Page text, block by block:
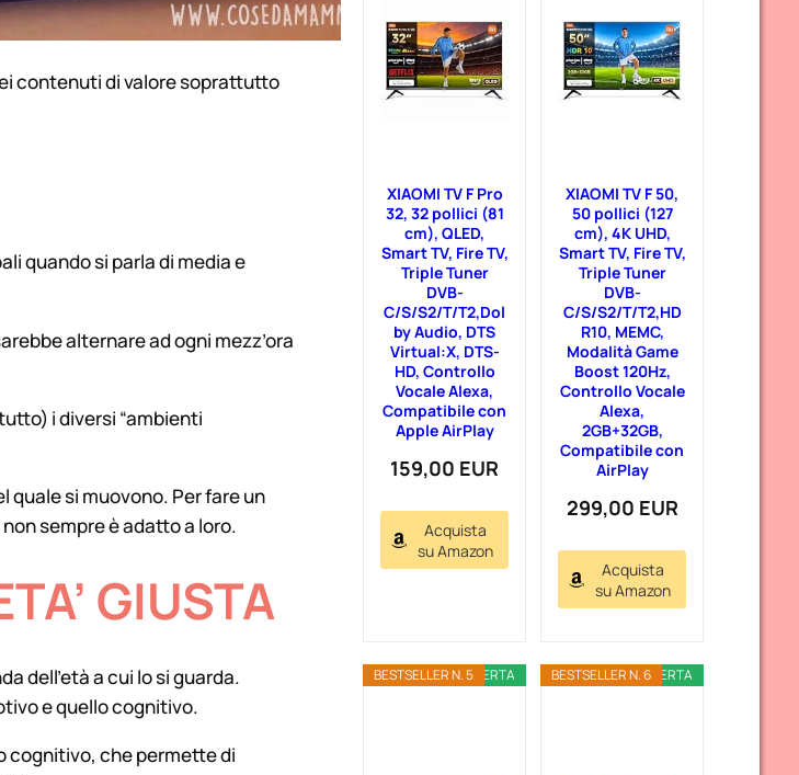
contenuti di valore soprattutto
quando si parla di media e
alternare ad ogni mezz’ora
i diversi “ambienti
quale si muovono. Per fare un
sempre è adatto a loro.
GIUSTA
dell’età a cui lo si guarda.
e quello cognitivo.
cognitivo, che permette di
XIAOMI TV F Pro
32, 32 pollici (81
cm), QLED,
Smart TV, Fire TV,
Triple Tuner
DVB-
C/S/S2/T/T2,Dol
by Audio, DTS
Virtual:X, DTS-
HD, Controllo
Vocale Alexa,
Compatibile con
Apple AirPlay
159,00 EUR
Acquista
su Amazon
XIAOMI TV F 50,
50 pollici (127
cm), 4K UHD,
Smart TV, Fire TV,
Triple Tuner
DVB-
C/S/S2/T/T2,HD
R10, MEMC,
Modalità Game
Boost 120Hz,
Controllo Vocale
Alexa,
2GB+32GB,
Compatibile con
AirPlay
299,00 EUR
Acquista
su Amazon
OFFERTA
BESTSELLER N. 5 OFFERTA
BESTSELLER N. 6